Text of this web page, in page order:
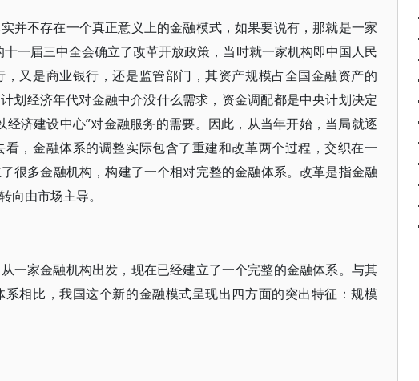
并不存在一个真正意义上的金融模式，如果要说有，那就是一家
一届三中全会确立了改革开放政策，当时就一家机构即中国人民
又是商业银行，还是监管部门，其资产规模占全国金融资产的
划经济年代对金融中介没什么需求，资金调配都是中央计划决定
经济建设中心”对金融服务的需要。因此，从当年开始，当局就逐
，金融体系的调整实际包含了重建和改革两个过程，交织在一
很多金融机构，构建了一个相对完整的金融体系。改革是指金融
向由市场主导。
一家金融机构出发，现在已经建立了一个完整的金融体系。与其
相比，我国这个新的金融模式呈现出四方面的突出特征：规模